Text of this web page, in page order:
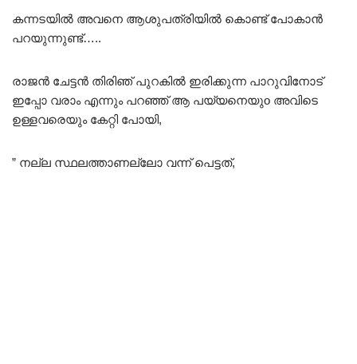
കന്നടയിൽ അവനെ ആശുപത്രിയിൽ കൊണ്ട് പോകാൻ
പറയുന്നുണ്ട്…..
രാജൻ ചേട്ടൻ തിരിഞ് പുറകിൽ ഇരിക്കുന്ന പാറുവിനോട്
ഇപ്പോ വരാം എന്നും പറഞ്ഞ് ആ പയ്യനെയുo അവിടെ
ഉള്ളവരെയും കേറ്റി പോയി,
” നല്ല സ്ഥലത്താണല്ലോ വന്ന് പെട്ടത്,